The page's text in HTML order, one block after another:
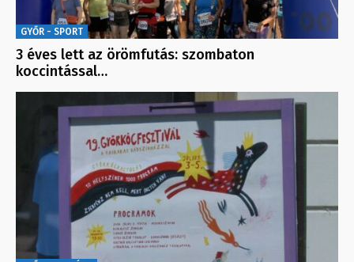
GYŐR - SPORT
3 éves lett az örömfutás: szombaton
koccintással…